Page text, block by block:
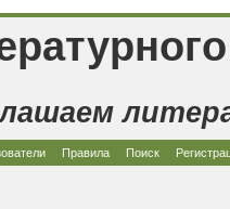
Правила Поиск